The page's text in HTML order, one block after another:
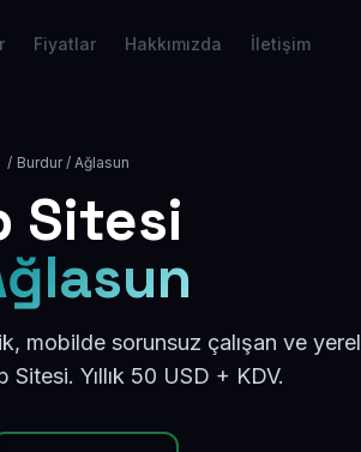
Fiyatlar Hakkımızda İletişim
/ Burdur / Ağlasun
Sitesi
mobilde sorunsuz çalışan ve yerel
Sitesi. Yıllık 50 USD + KDV.